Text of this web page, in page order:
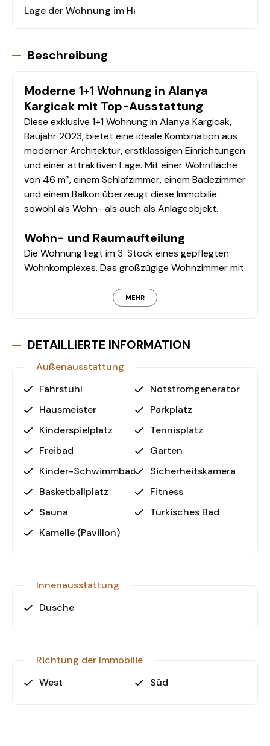
Lage der Wohnung im Haus
Beschreibung
Moderne 1+1 Wohnung in Alanya
Kargicak mit Top-Ausstattung
Diese exklusive 1+1 Wohnung in Alanya Kargicak,
Baujahr 2023, bietet eine ideale Kombination aus
moderner Architektur, erstklassigen Einrichtungen
und einer attraktiven Lage. Mit einer Wohnfläche
von 46 m², einem Schlafzimmer, einem Badezimmer
und einem Balkon überzeugt diese Immobilie
sowohl als Wohn- als auch als Anlageobjekt.
Wohn- und Raumaufteilung
Die Wohnung liegt im 3. Stock eines gepflegten
Wohnkomplexes. Das großzügige Wohnzimmer mit
modernes Wohngefühl. Das Badezimmer ist mit
idealen Ort bietet, um die Umgebung zu genießen.
Ausstattung und Annehmlichkeiten
Der Wohnkomplex ist mit zahlreichen
keine Wünsche offenlassen:
- Pool: Für entspannte Stunden an heißen
- Fitnessstudio: Bleiben Sie aktiv und fit
- Sauna & Hamam: Perfekt für Ihre Erholung und
Entspannung
- Kinderspielzimmer & Kinderspielplatz:
Familienfreundliche Ausstattung für Kinder
- Sportmöglichkeiten: Ein Tennisplatz und ein
- Generator & Überwachungskamera: Für Ihre
Sicherheit und Stromversorgung
entfernt und bietet eine ruhige, dennoch gut
angebundene Wohnlage. Der Flughafen Alanya
MEHR
DETAILLIERTE INFORMATION
Außenausstattung
Fahrstuhl
Notstromgenerator
Hausmeister
Parkplatz
Kinderspielplatz
Tennisplatz
Freibad
Garten
Kinder-Schwimmbad
Sicherheitskamera
Basketballplatz
Fitness
Sauna
Türkisches Bad
Kamelie (Pavillon)
Innenausstattung
Dusche
Richtung der Immobilie
West
Süd